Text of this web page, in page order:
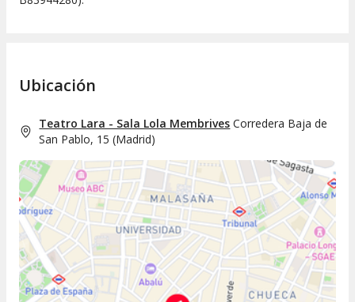
Ubicación
Teatro Lara - Sala Lola Membrives Corredera Baja de
San Pablo, 15 (Madrid)